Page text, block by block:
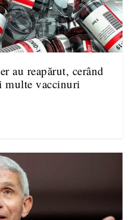
au reapărut, cerând
multe vaccinuri